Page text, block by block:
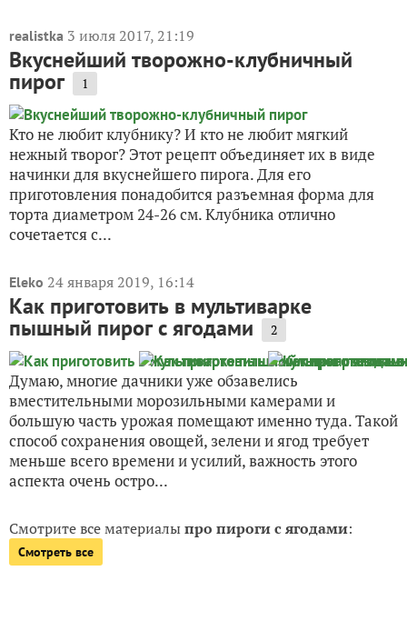
realistka 3 июля 2017, 21:19
Вкуснейший творожно-клубничный
пирог 1
Кто не любит клубнику? И кто не любит мягкий
нежный творог? Этот рецепт объединяет их в виде
начинки для вкуснейшего пирога. Для его
приготовления понадобится разъемная форма для
торта диаметром 24-26 см. Клубника отлично
сочетается с...
Eleko 24 января 2019, 16:14
Как приготовить в мультиварке
пышный пирог с ягодами 2
Думаю, многие дачники уже обзавелись
вместительными морозильными камерами и
большую часть урожая помещают именно туда. Такой
способ сохранения овощей, зелени и ягод требует
меньше всего времени и усилий, важность этого
аспекта очень остро...
Смотрите все материалыпро пироги с ягодами:
Смотреть все